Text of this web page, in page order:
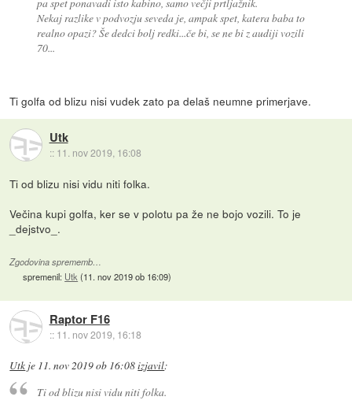
pa spet ponavadi isto kabino, samo večji prtljažnik.
Nekaj razlike v podvozju seveda je, ampak spet, katera baba to
realno opazi? Še dedci bolj redki...če bi, se ne bi z audiji vozili
70...
Ti golfa od blizu nisi vudek zato pa delaš neumne primerjave.
Utk
:: 11. nov 2019, 16:08
Ti od blizu nisi vidu niti folka.
Večina kupi golfa, ker se v polotu pa že ne bojo vozili. To je
_dejstvo_.
Zgodovina sprememb…
spremenil: Utk (11. nov 2019 ob 16:09)
Raptor F16
:: 11. nov 2019, 16:18
Utk je 11. nov 2019 ob 16:08izjavil:
Ti od blizu nisi vidu niti folka.